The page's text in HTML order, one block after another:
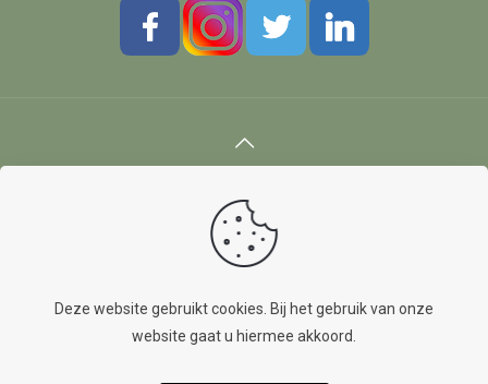
© B&B Erve Veldboer. Alle rechten voorbehouden. |
Website laten makendoor Chuck's
Privacy- en Cookiebeleid
Deze website gebruikt cookies. Bij het gebruik van onze
website gaat u hiermee akkoord.